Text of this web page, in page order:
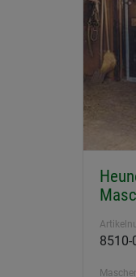
8510-